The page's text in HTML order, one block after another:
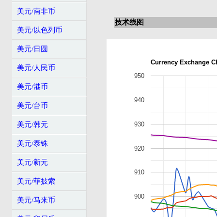
美元/南非币
美元/以色列币
美元/日圆
美元/人民币
美元/港币
美元/台币
美元/韩元
美元/泰铢
美元/新元
美元/菲披索
美元/马来币
技术线图
Currency Exchange
900
910
920
930
940
950